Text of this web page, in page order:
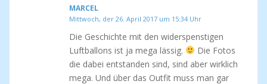
MARCEL
Mittwoch, der 26. April 2017 um 15:34 Uhr
Die Geschichte mit den widerspenstigen
Luftballons ist ja mega lässig.
Die Fotos
die dabei entstanden sind, sind aber wirklich
mega. Und über das Outfit muss man gar